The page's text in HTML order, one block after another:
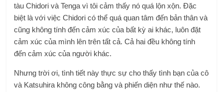
tàu Chidori và Tenga vì tôi cảm thấy nó quá lộn xộn. Đặc
biệt là với việc Chidori có thể quá quan tâm đến bản thân và
cũng không tính đến cảm xúc của bất kỳ ai khác, luôn đặt
cảm xúc của mình lên trên tất cả. Cả hai đều không tính
đến cảm xúc của người khác.
Nhưng trời ơi, tình tiết này thực sự cho thấy tình bạn của cô
và Katsuhira không công bằng và phiến diện như thế nào.